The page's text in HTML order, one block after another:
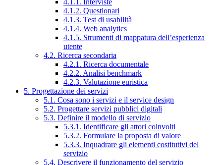
4.1.1. Interviste
4.1.2. Questionari
4.1.3. Test di usabilità
4.1.4. Web analytics
4.1.5. Strumenti di mappatura dell’esperienza
utente
4.2. Ricerca secondaria
4.2.1. Ricerca documentale
4.2.2. Analisi benchmark
4.2.3. Valutazione euristica
5. Progettazione dei servizi
5.1. Cosa sono i servizi e il service design
5.2. Progettare servizi pubblici digitali
5.3. Definire il modello di servizio
5.3.1. Identificare gli attori coinvolti
5.3.2. Formulare la proposta di valore
5.3.3. Inquadrare gli elementi costitutivi del
servizio
5.4. Descrivere il funzionamento del servizio